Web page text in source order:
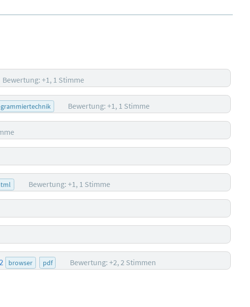
Bewertung: +1, 1 Stimme
Bewertung: +1, 1 Stimme
Bewertung: +1, 1 Stimme
browser pdf Bewertung: +2, 2 Stimmen